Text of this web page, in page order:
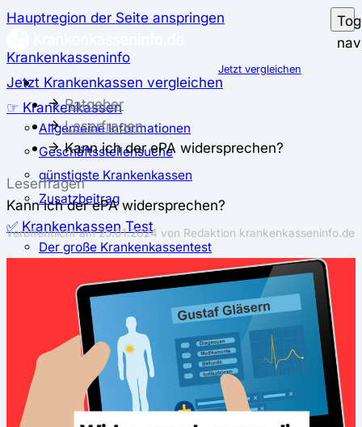
Hauptregion der Seite anspringen
Krankenkasseninfo
Jetzt Krankenkassen vergleichen
☞ Krankenkassen
Allgemeine Informationen
Geschäftsstellensuche
günstigste Krankenkassen
Zusatzbeitrag
✅ Krankenkassen Test
Der große Krankenkassentest
Test für Auszubildende
Test für Schwangere und junge Eltern
Test für Selbstständige
⚖️ Vergleich & Rechner
Krankenkassenvergleich
Krankenkassenrechner
Jetzt vergleichen
Ratgeber
Leserfragen
Kann ich der ePA widersprechen?
Leserfragen
Kann ich der ePA widersprechen?
veröffentlicht am25.01.2024 von Redaktion krankenkasseninfo.de